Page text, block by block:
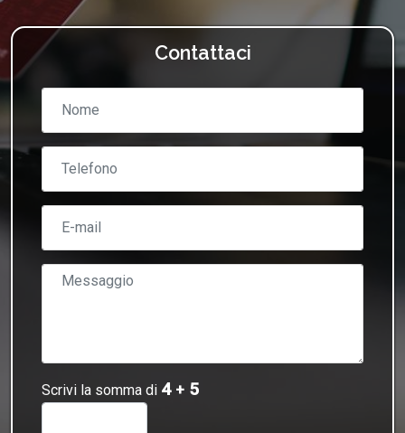
Contattaci
Scrivi la somma di 4 + 5